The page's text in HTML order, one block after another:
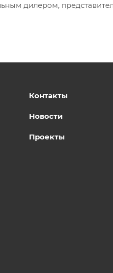
дилером,
Контакты
Новости
Проекты